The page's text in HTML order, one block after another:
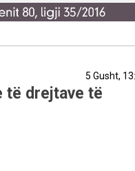
5 Gusht,
të drejtave të